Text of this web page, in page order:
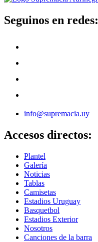
Seguinos en redes:
info@supremacia.uy
Accesos directos:
Plantel
Galería
Noticias
Tablas
Camisetas
Estadios Uruguay
Basquetbol
Estadios Exterior
Nosotros
Canciones de la barra